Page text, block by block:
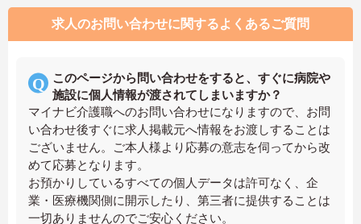
求人のお問い合わせに関するよくあるご質問
このページから問い合わせをすると、すぐに病院や
施設に個人情報が渡されてしまいますか？
マイナビ介護職へのお問い合わせになりますので、お問
い合わせ後すぐに求人掲載元へ情報をお渡しすることは
ございません。ご本人様より応募の意志を伺ってから改
めて応募となります。
お預かりしているすべての個人データは許可なく、企
業・医療機関側に開示したり、第三者に提供することは
一切ありませんのでご安心ください。